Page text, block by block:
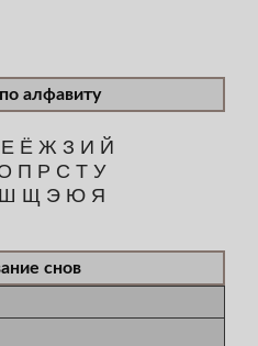
алфавиту
Е Ё Ж З И Й
П Р С Т У
Ш Щ Э Ю Я
снов